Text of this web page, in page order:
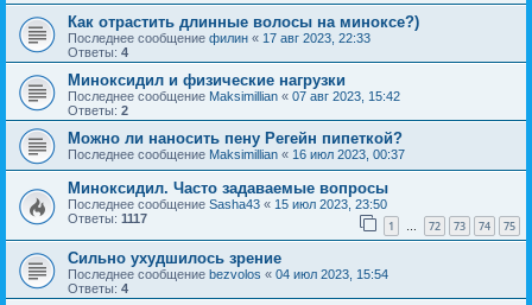
Как отрастить длинные волосы на миноксе?)
Последнее сообщение филин « 17 авг 2023, 22:33
Ответы: 4
Миноксидил и физические нагрузки
Последнее сообщение Maksimillian « 07 авг 2023, 15:42
Ответы: 2
Можно ли наносить пену Регейн пипеткой?
Последнее сообщение Maksimillian « 16 июл 2023, 00:37
Миноксидил. Часто задаваемые вопросы
Последнее сообщение Sasha43 « 15 июл 2023, 23:50
Ответы: 1117 1 … 72 73 74 75
Сильно ухудшилось зрение
Последнее сообщение bezvolos « 04 июл 2023, 15:54
Ответы: 4